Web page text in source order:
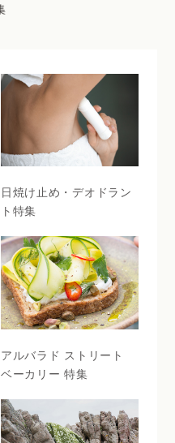
日焼け止め・デオドラン
ト特集
アルバラド ストリート
ベーカリー 特集